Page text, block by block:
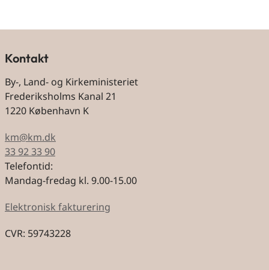
Kontakt
By-, Land- og Kirkeministeriet
Frederiksholms Kanal 21
1220 København K
km@km.dk
33 92 33 90
Telefontid:
Mandag-fredag kl. 9.00-15.00
Elektronisk fakturering
CVR: 59743228